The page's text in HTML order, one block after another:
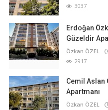
3037
Erdoğan
Güzeldir
Özkan ÖZEL
2917
Cemil Aslan
Apartmanı
Özkan ÖZEL